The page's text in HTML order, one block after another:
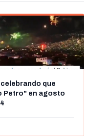
que
Petro" en agosto